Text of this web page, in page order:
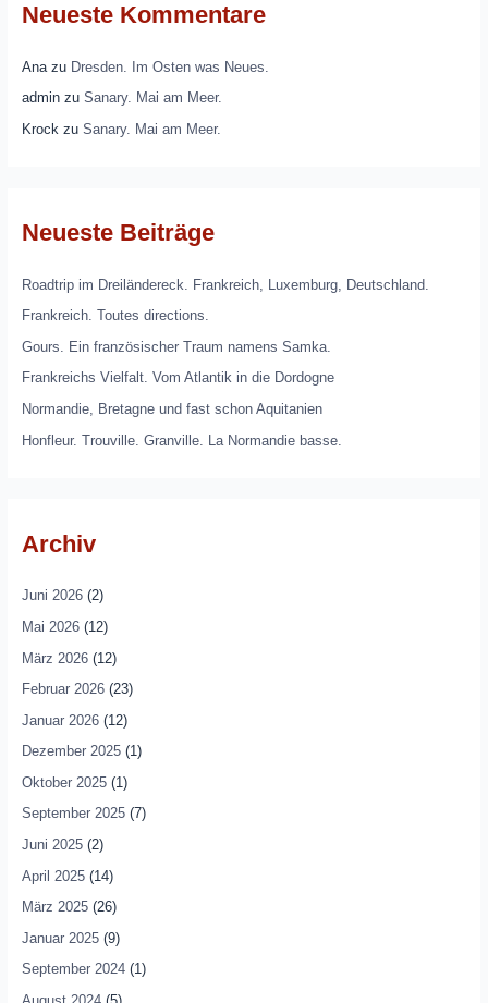
Neueste Kommentare
Anazu Dresden. Im Osten was Neues.
adminzu Sanary. Mai am Meer.
Krock zu Sanary. Mai am Meer.
Neueste Beiträge
Roadtrip im Dreiländereck. Frankreich, Luxemburg, Deutschland.
Frankreich. Toutes directions.
Gours. Ein französischer Traum namens Samka.
Frankreichs Vielfalt. Vom Atlantik in die Dordogne
Normandie, Bretagne und fast schon Aquitanien
Honfleur. Trouville. Granville. La Normandie basse.
Archiv
Juni 2026(2)
Mai 2026(12)
März 2026(12)
Februar 2026(23)
Januar 2026(12)
Dezember 2025(1)
Oktober 2025(1)
September 2025(7)
Juni 2025(2)
April 2025(14)
März 2025(26)
Januar 2025(9)
September 2024(1)